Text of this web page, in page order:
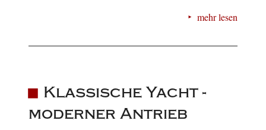
mehr lesen
Klassische Yacht -
moderner Antrieb